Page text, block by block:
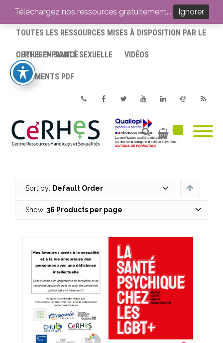
ACCUEIL
TOUTES LES RESSOURCES MISES À DISPOSITION PAR LE
CERHES® FRANCE
OUTILS EN SANTÉ SEXUELLE VIDÉOS
DOCUMENTS PDF
PhoneFacebookTwitterYoutube
Sort by: Default Order
Show: 36 Products per page
Téléchargez nos ressources gratuitement... Ignorer